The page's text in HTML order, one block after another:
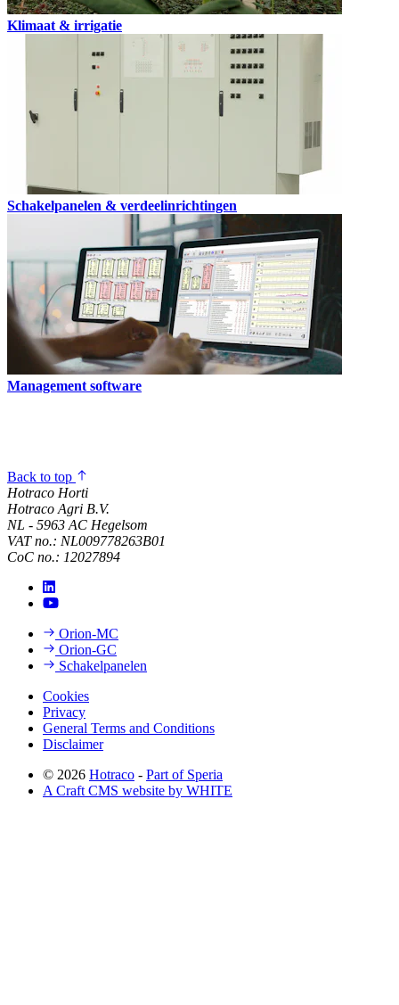
Klimaat & irrigatie
Schakelpanelen & verdeelinrichtingen
Management software
Back to top
Hotraco Horti
Hotraco Agri B.V.
NL - 5963 AC Hegelsom
VAT no.: NL009778263B01
CoC no.: 12027894
Orion-MC
Orion-GC
Schakelpanelen
Cookies
Privacy
General Terms and Conditions
Disclaimer
© 2026 Hotraco - Part of Speria
A Craft CMS website by WHITE